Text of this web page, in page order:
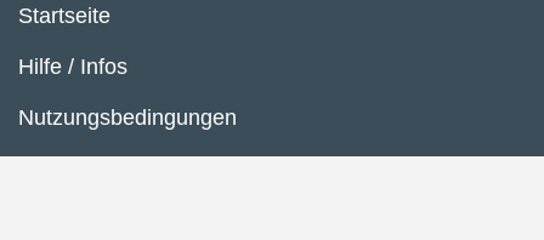
Startseite
Hilfe / Infos
Nutzungsbedingungen